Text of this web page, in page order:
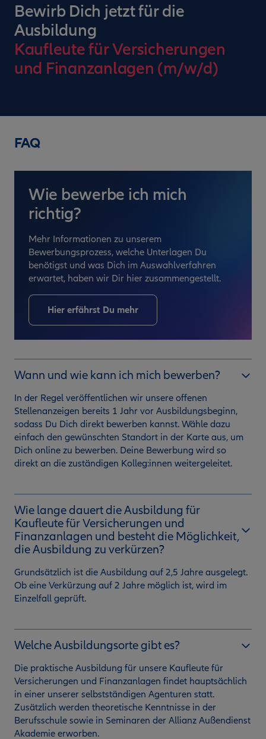
Bewirb Dich jetzt für die
Ausbildung
Kaufleute für Versicherungen
und Finanzanlagen (m/w/d)
FAQ
Wie bewerbe ich mich
richtig?
Mehr Informationen zu unserem
Bewerbungsprozess, welche Unterlagen Du
benötigst und was Dich im Auswahlverfahren
erwartet, haben wir Dir hier zusammengestellt.
Hier erfährst Du mehr
Wann und wie kann ich mich bewerben?
In der Regel veröffentlichen wir unsere offenen
Stellenanzeigen bereits 1 Jahr vor Ausbildungsbeginn,
sodass Du Dich direkt bewerben kannst. Wähle dazu
einfach den gewünschten Standort in der Karte aus, um
Dich online zu bewerben. Deine Bewerbung wird so
direkt an die zuständigen Kolleg:innen weitergeleitet.
Wie lange dauert die Ausbildung für
Kaufleute für Versicherungen und
Finanzanlagen und besteht die Möglichkeit,
die Ausbildung zu verkürzen?
Grundsätzlich ist die Ausbildung auf 2,5 Jahre ausgelegt.
Ob eine Verkürzung auf 2 Jahre möglich ist, wird im
Einzelfall geprüft.
Welche Ausbildungsorte gibt es?
Die praktische Ausbildung für unsere Kaufleute für
Versicherungen und Finanzanlagen findet hauptsächlich
in einer unserer selbstständigen Agenturen statt.
Zusätzlich werden theoretische Kenntnisse in der
Berufsschule sowie in Seminaren der Allianz Außendienst
Akademie erworben.